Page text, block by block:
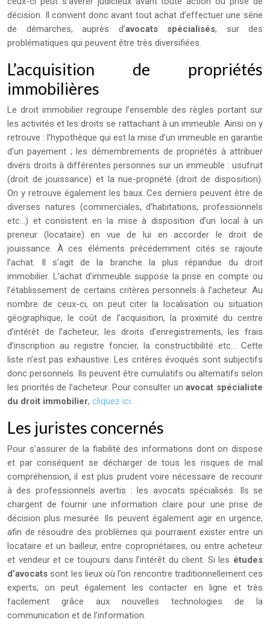
décision. Il convient donc avant tout achat d’effectuer une série
de démarches, auprès d’avocats spécialisés, sur des
problématiques qui peuvent être très diversifiées.
L’acquisition de propriétés
immobilières
Le droit immobilier regroupe l’ensemble des règles portant sur
les activités et les droits se rattachant à un immeuble. Ainsi on y
retrouve : l’hypothèque qui est la mise d’un immeuble en garantie
d’un payement ; les démembrements de propriétés à attribuer
divers droits à différentes personnes sur un immeuble : usufruit
(droit de jouissance) et la nue-propriété (droit de disposition).
On y retrouve également les baux. Ces derniers peuvent être de
diverses natures (commerciales, d’habitations, professionnels
etc…) et consistent en la mise à disposition d’un local à un
preneur (locataire) en vue de lui en accorder le droit de
jouissance. À ces éléments précédemment cités se rajoute
l’achat. Il s’agit de la branche la plus répandue du droit
immobilier. L’achat d’immeuble suppose la prise en compte ou
l’établissement de certains critères personnels à l’acheteur. Au
nombre de ceux-ci, on peut citer la localisation ou situation
géographique, le coût de l’acquisition, la proximité du centre
d’intérêt de l’acheteur, les droits d’enregistrements, les frais
d’inscription au registre foncier, la constructibilité etc… Cette
liste n’est pas exhaustive. Les critères évoqués sont subjectifs
donc personnels. Ils peuvent être cumulatifs ou alternatifs selon
les priorités de l’acheteur. Pour consulter unavocat spécialiste
du droit immobilier, cliquez ici.
Les juristes concernés
Pour s’assurer de la fiabilité des informations dont on dispose
et par conséquent se décharger de tous les risques de mal
compréhension, il est plus prudent voire nécessaire de recourir
à des professionnels avertis : les avocats spécialisés. Ils se
chargent de fournir une information claire pour une prise de
décision plus mesurée. Ils peuvent également agir en urgence,
afin de résoudre des problèmes qui pourraient exister entre un
locataire et un bailleur, entre copropriétaires, ou entre acheteur
et vendeur et ce toujours dans l’intérêt du client. Si les études
d’avocats sont les lieux où l’on rencontre traditionnellement ces
experts, on peut également les contacter en ligne et très
facilement grâce aux nouvelles technologies de la
communication et de l’information.